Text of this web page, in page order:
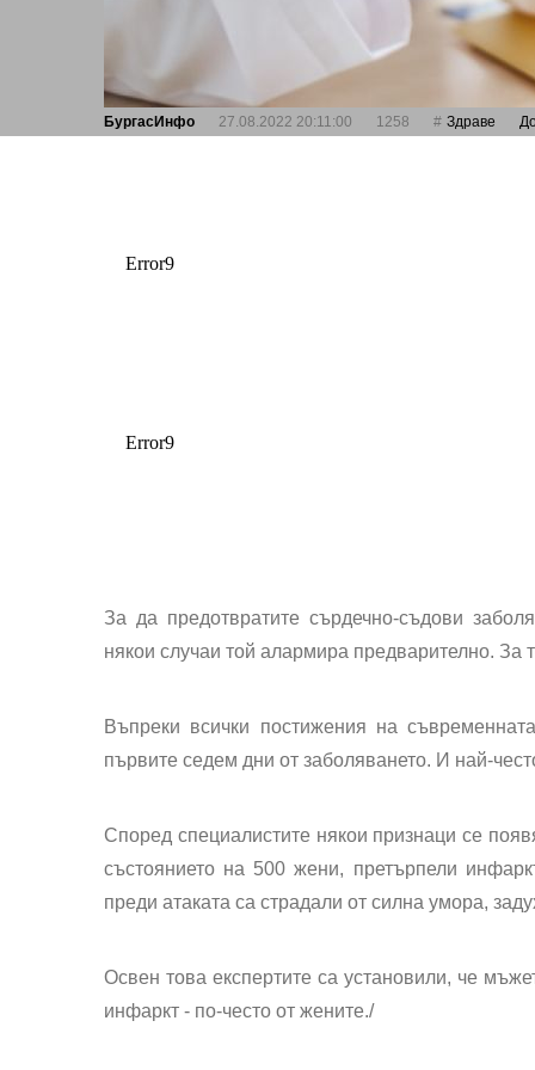
БургасИнфо 27.08.2022 20:11:00 1258 Здраве
За да предотвратите сърдечно-съдови
някои случаи той алармира предварително. За
Въпреки всички постижения на
първите седем дни от заболяването. И най-
Според специалистите някои признаци се
състоянието на 500 жени, претърпели
преди атаката са страдали от силна умора,
Освен това експертите са установили, че
инфаркт - по-често от жените./